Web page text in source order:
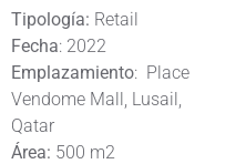
Tipología: Retail
Fecha: 2022
Emplazamiento: Place
Vendome Mall, Lusail,
Qatar
Área: 500 m2